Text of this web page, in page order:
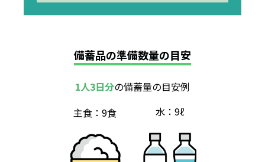
備蓄品の準備数量の目安
1人3日分の備蓄量の目安例
主食：9食
水：9ℓ